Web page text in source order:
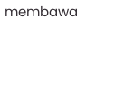
membawa